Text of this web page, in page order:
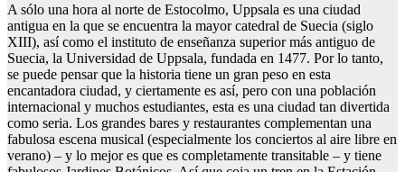
A sólo una hora al norte de Estocolmo, Uppsala es una ciudad
antigua en la que se encuentra la mayor catedral de Suecia (siglo
XIII), así como el instituto de enseñanza superior más antiguo de
Suecia, la Universidad de Uppsala, fundada en 1477. Por lo tanto,
se puede pensar que la historia tiene un gran peso en esta
encantadora ciudad, y ciertamente es así, pero con una población
internacional y muchos estudiantes, esta es una ciudad tan divertida
como seria. Los grandes bares y restaurantes complementan una
fabulosa escena musical (especialmente los conciertos al aire libre en
verano) – y lo mejor es que es completamente transitable – y tiene